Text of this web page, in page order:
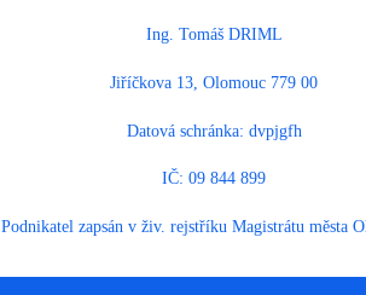
Ing. Tomáš DRIML
Jiříčkova 13, Olomouc 779 00
Datová schránka: dvpjgfh
IČ: 09 844 899
Podnikatel zapsán v živ. rejstříku Magistrátu města